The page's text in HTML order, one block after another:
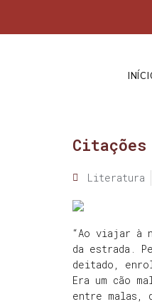
Literatura
“Ao viajar à
da estrada.
deitado,
Era um cão
entre malas,